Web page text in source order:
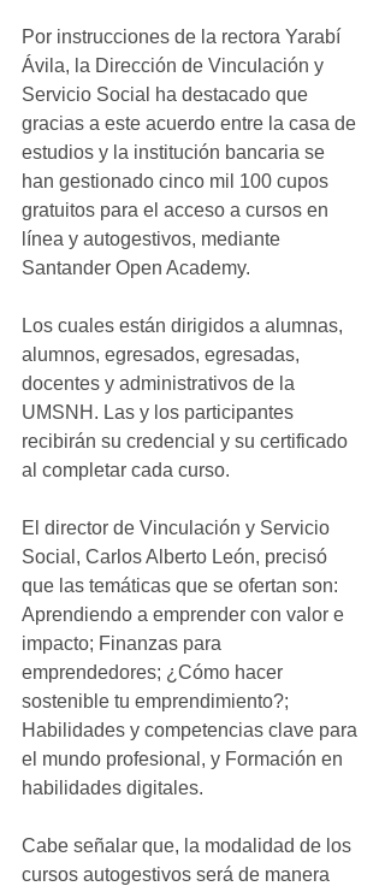
Por instrucciones de la rectora Yarabí
Ávila, la Dirección de Vinculación y
Servicio Social ha destacado que
gracias a este acuerdo entre la casa de
estudios y la institución bancaria se
han gestionado cinco mil 100 cupos
gratuitos para el acceso a cursos en
línea y autogestivos, mediante
Santander Open Academy.
Los cuales están dirigidos a alumnas,
alumnos, egresados, egresadas,
docentes y administrativos de la
UMSNH. Las y los participantes
recibirán su credencial y su certificado
al completar cada curso.
El director de Vinculación y Servicio
Social, Carlos Alberto León, precisó
que las temáticas que se ofertan son:
Aprendiendo a emprender con valor e
impacto; Finanzas para
emprendedores; ¿Cómo hacer
sostenible tu emprendimiento?;
Habilidades y competencias clave para
el mundo profesional, y Formación en
habilidades digitales.
Cabe señalar que, la modalidad de los
cursos autogestivos será de manera